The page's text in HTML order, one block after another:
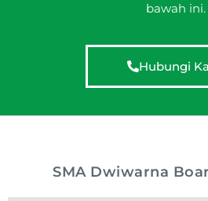
bawah ini.
Hubungi
SMA Dwiwarna